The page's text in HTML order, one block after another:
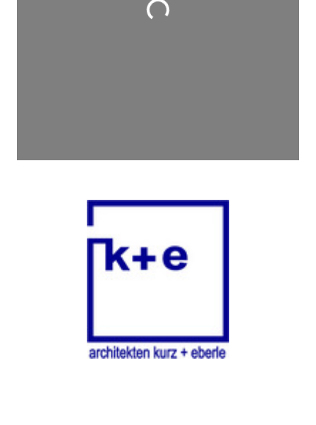
Wird geladen …